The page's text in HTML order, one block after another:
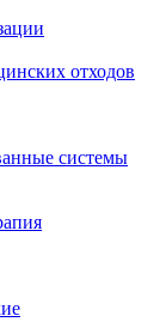
отходов
системы